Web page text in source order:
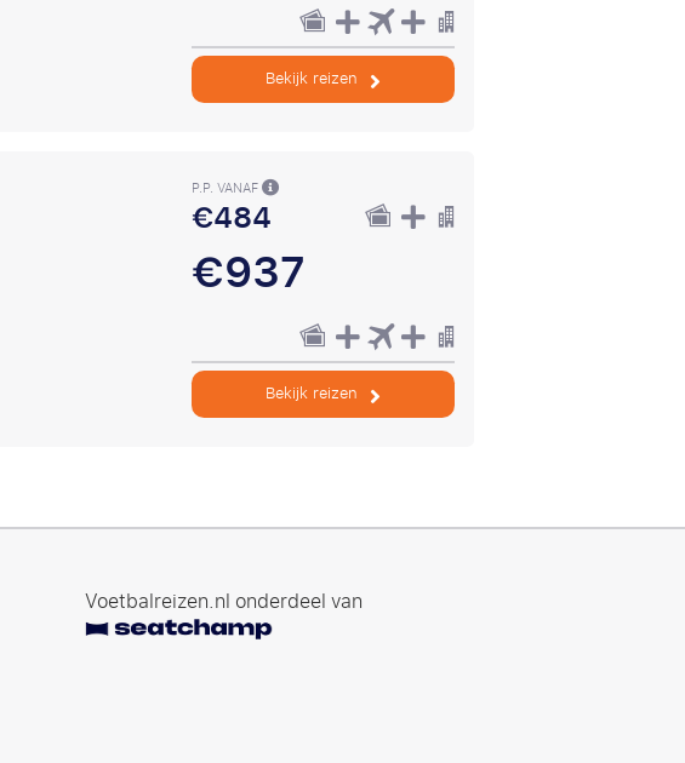
Bekijk reizen
P.P. VANAF
€484
€937
Bekijk reizen
Voetbalreizen.nl onderdeel van